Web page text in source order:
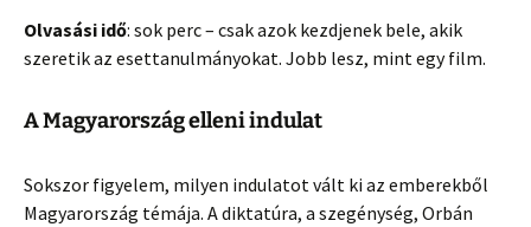
Olvasási idő: sok perc – csak azok kezdjenek bele, akik
szeretik az esettanulmányokat. Jobb lesz, mint egy film.
A Magyarország elleni indulat
Sokszor figyelem, milyen indulatot vált ki az emberekből
Magyarország témája. A diktatúra, a szegénység, Orbán